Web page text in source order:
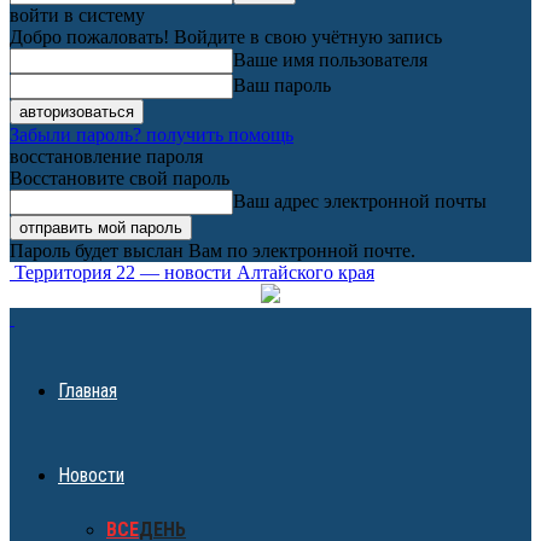
войти в систему
Добро пожаловать! Войдите в свою учётную запись
Ваше имя пользователя
Ваш пароль
Забыли пароль? получить помощь
восстановление пароля
Восстановите свой пароль
Ваш адрес электронной почты
Пароль будет выслан Вам по электронной почте.
Территория 22 — новости Алтайского края
Главная
Новости
ВСЕДЕНЬ